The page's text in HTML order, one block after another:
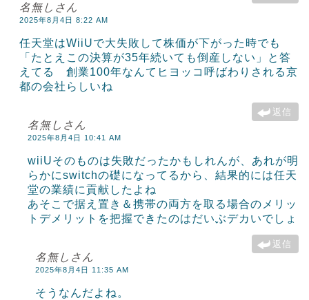
名無しさん
2025年8月4日 8:22 AM
任天堂はWiiUで大失敗して株価が下がった時でも
「たとえこの決算が35年続いても倒産しない」と答
えてる 創業100年なんてヒヨッコ呼ばわりされる京
都の会社らしいね
返信
名無しさん
2025年8月4日 10:41 AM
wiiUそのものは失敗だったかもしれんが、あれが明
らかにswitchの礎になってるから、結果的には任天
堂の業績に貢献したよね
あそこで据え置き＆携帯の両方を取る場合のメリッ
トデメリットを把握できたのはだいぶデカいでしょ
返信
名無しさん
2025年8月4日 11:35 AM
そうなんだよね。